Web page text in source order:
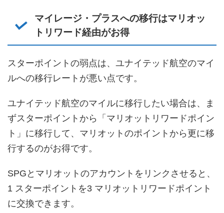
マイレージ・プラスへの移行はマリオッ
トリワード経由がお得
スターポイントの弱点は、ユナイテッド航空のマイ
ルへの移行レートが悪い点です。
ユナイテッド航空のマイルに移行したい場合は、ま
ずスターポイントから「マリオットリワードポイン
ト」に移行して、マリオットのポイントから更に移
行するのがお得です。
SPGとマリオットのアカウントをリンクさせると、
1 スターポイントを3 マリオットリワードポイント
に交換できます。